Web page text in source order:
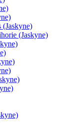
(Jaskyne)
(Jaskyne)